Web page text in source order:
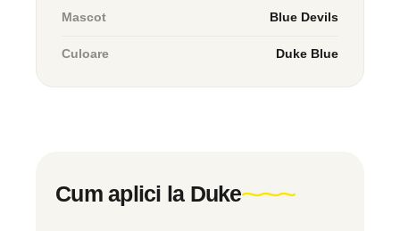
Mascot Blue Devils
Culoare Duke Blue
Cum aplici la Duke